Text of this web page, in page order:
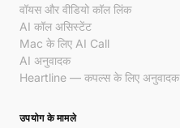
वॉयस और वीडियो कॉल लिंक
AI कॉल असिस्टेंट
Mac के लिए AI Call
AI अनुवादक
Heartline — कपल्स के लिए अनुवादक
उपयोग के मामले